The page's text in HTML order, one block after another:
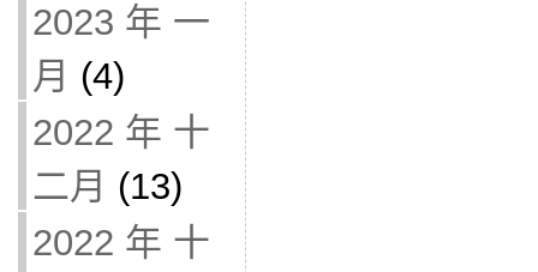
2023 年 一
月 (4)
2022 年 十
二月 (13)
2022 年 十